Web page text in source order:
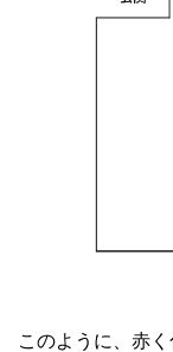
このように、赤